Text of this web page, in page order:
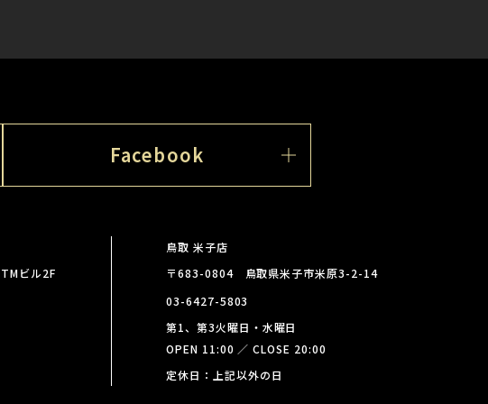
Facebook
ビル2F
鳥取 米子店
〒683-0804 鳥取県米子市米原3-2-14
03-6427-5803
第1、第3火曜日・水曜日
OPEN 11:00 ／ CLOSE 20:00
定休日：上記以外の日